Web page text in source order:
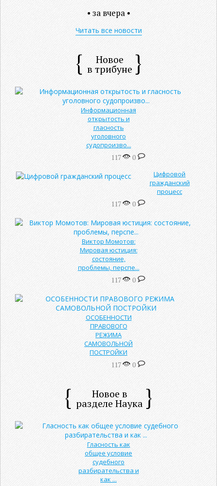
• за вчера •
Читать все новости
Новое
в трибуне
Информационная
открытость и
гласность
уголовного
судопроизво...
117 0
Цифровой
гражданский
процесс
117 0
Виктор Момотов:
Мировая юстиция:
состояние,
проблемы, перспе...
117 0
ОСОБЕННОСТИ
ПРАВОВОГО
РЕЖИМА
САМОВОЛЬНОЙ
ПОСТРОЙКИ
117 0
Новое в
разделе Наука
Гласность как
общее условие
судебного
разбирательства и
как ...